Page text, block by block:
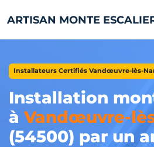
ARTISAN MONTE
Installateurs Certifiés Vandœuvre-lès-
Installation
àVandœuvre-
(54500) par un